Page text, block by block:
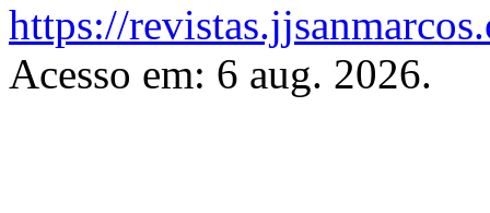
https://
Acesso em: 6 aug. 2026.